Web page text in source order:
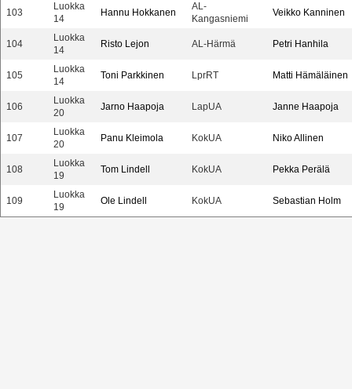
103
Luokka
14
Hannu Hokkanen
AL-
Kangasniemi
Veikko Kanninen
104
Luokka
14
Risto Lejon AL-Härmä Petri Hanhila
105
Luokka
14
Toni Parkkinen LprRT Matti Hämäläinen
106
Luokka
20
Jarno Haapoja LapUA Janne Haapoja
107
Luokka
20
Panu Kleimola KokUA Niko Allinen
108
Luokka
19
Tom Lindell KokUA Pekka Perälä
109
Luokka
19
Ole Lindell KokUA Sebastian Holm